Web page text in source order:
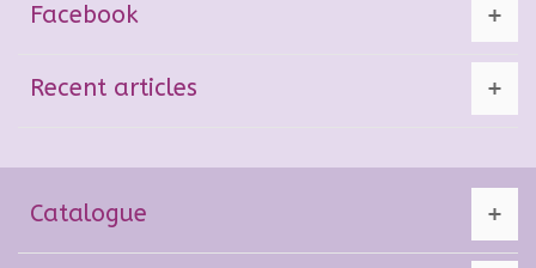
Facebook
Recent articles
Catalogue